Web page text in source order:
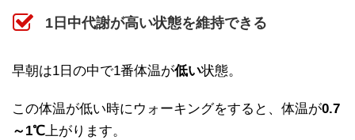
1日中代謝が高い状態を維持できる
早朝は1日の中で1番体温が低い状態。
この体温が低い時にウォーキングをすると、体温が0.7
～1℃上がります。